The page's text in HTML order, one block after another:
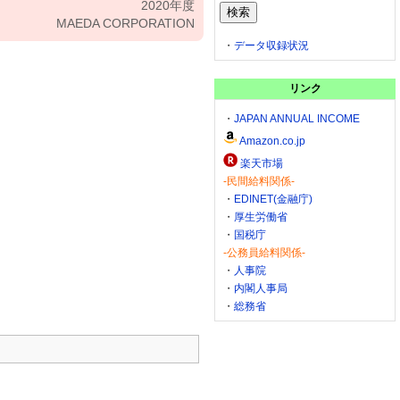
2020年度
MAEDA CORPORATION
・ データ収録状況
リンク
・ JAPAN ANNUAL INCOME
Amazon.co.jp
楽天市場
-民間給料関係-
・ EDINET(金融庁)
・ 厚生労働省
・ 国税庁
-公務員給料関係-
・ 人事院
・ 内閣人事局
・ 総務省